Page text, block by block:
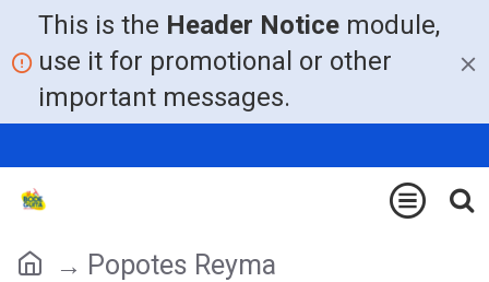
This is the Header Notice module,
use it for promotional or other
important messages.
Popotes Reyma